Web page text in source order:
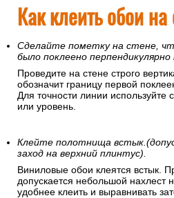
Как клеить обои на
Сделайте пометку на стене,
было поклеено перпендикулярно
Проведите на стене строго
обозначит границу первой
Для точности линии используйте
или уровень.
Клейте полотнища
заход на верхний плинтус).
Виниловые обои клеятся встык.
допускается небольшой нахлест
удобнее клеить и выравнивать